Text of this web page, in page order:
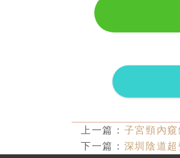
上一篇： 子宮頸內
下一篇： 深圳陰道